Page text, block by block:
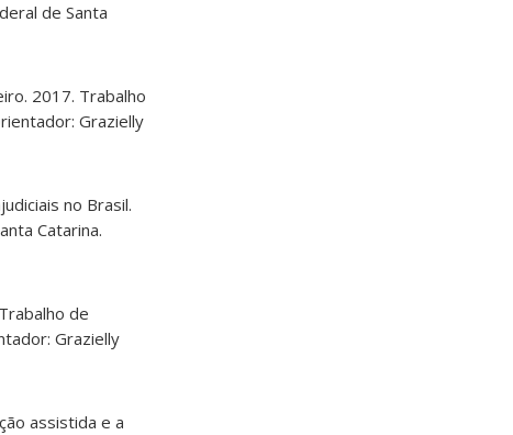
de Santa
2017. Trabalho
Grazielly
no Brasil.
Catarina.
de
Grazielly
assistida e a